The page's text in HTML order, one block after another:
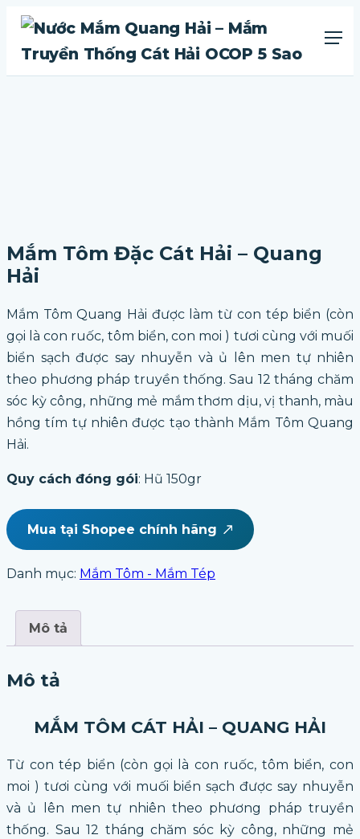
Mắm Tôm Đặc Cát Hải – Quang
Hải
Mắm Tôm Quang Hải được làm từ con tép biển (còn
gọi là con ruốc, tôm biển, con moi ) tươi cùng với muối
biển sạch được say nhuyễn và ủ lên men tự nhiên
theo phương pháp truyền thống. Sau 12 tháng chăm
sóc kỳ công, những mẻ mắm thơm dịu, vị thanh, màu
hồng tím tự nhiên được tạo thành Mắm Tôm Quang
Hải.
Quy cách đóng gói: Hũ 150gr
Mua tại Shopee chính hãng
Danh mục: Mắm Tôm - Mắm Tép
Mô tả
Mô tả
MẮM TÔM CÁT HẢI – QUANG HẢI
Từ con tép biển (còn gọi là con ruốc, tôm biển, con
moi ) tươi cùng với muối biển sạch được say nhuyễn
và ủ lên men tự nhiên theo phương pháp truyền
thống. Sau 12 tháng chăm sóc kỳ công, những mẻ